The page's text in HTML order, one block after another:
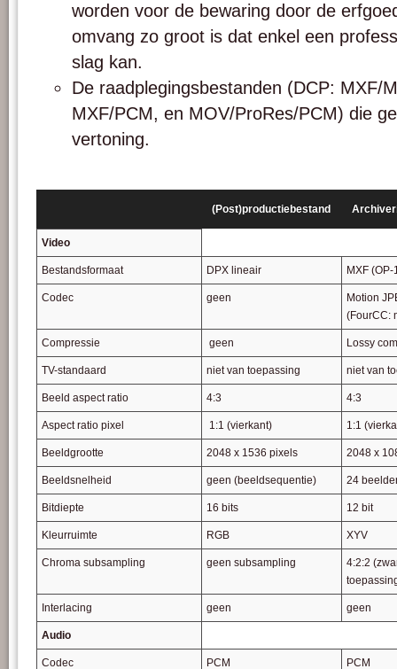
worden voor de bewaring door de
omvang zo groot is dat enkel een
slag kan.
De raadplegingsbestanden (DCP: MXF/
MXF/PCM, en MOV/ProRes/PCM) die
vertoning.
(Post)productiebestand
Video
Bestandsformaat DPX lineair MXF (OP-
Codec geen
Motion
(FourCC:
Compressie geen Lossy
TV-standaard niet van toepassing niet van
Beeld aspect ratio 4:3 4:3
Aspect ratio pixel 1:1 (vierkant) 1:1
Beeldgrootte 2048 x 1536 pixels 2048 x
Beeldsnelheid geen (beeldsequentie) 24
Bitdiepte 16 bits 12 bit
Kleurruimte RGB XYV
Chroma subsampling geen subsampling
4:2:2
Interlacing geen geen
Audio
Codec PCM PCM